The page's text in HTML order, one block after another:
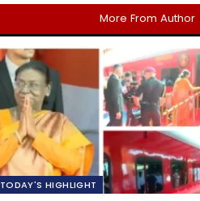
More From Author
TODAY'S HIGHLIGHT